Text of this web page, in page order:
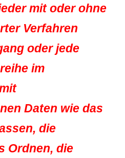
mit oder ohne
Verfahren
oder jede
im
Daten wie das
die
Ordnen, die